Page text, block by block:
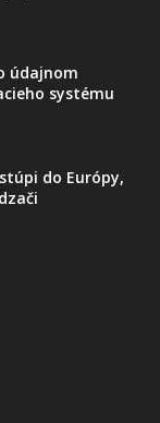
údajnom
systému
do Európy,